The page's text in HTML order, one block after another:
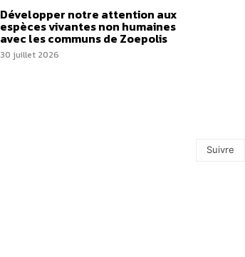
Développer notre attention aux
espèces vivantes non humaines
avec les communs de Zoepolis
30 juillet 2026
Suivre